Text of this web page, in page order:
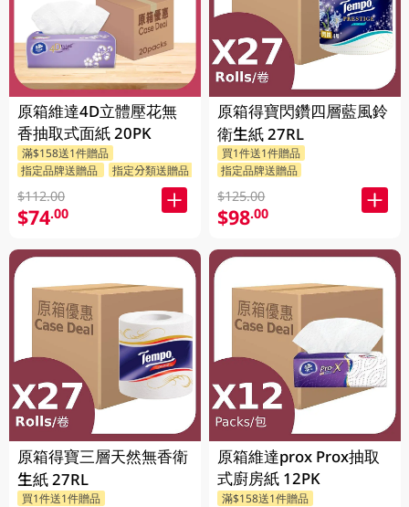
原箱維達4D立體壓花無
香抽取式面紙 20PK
滿$158送1件贈品
指定品牌送贈品
指定分類送贈品
$112.00
$74.00
原箱得寶三層天然無香衛
生紙 27RL
買1件送1件贈品
原箱得寶閃鑽四層藍風鈴
衛生紙 27RL
買1件送1件贈品
指定品牌送贈品
$125.00
$98.00
原箱維達prox Prox抽取
式廚房紙 12PK
滿$158送1件贈品